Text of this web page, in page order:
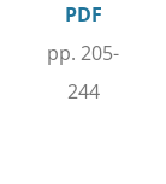
PDF
pp. 205-
244